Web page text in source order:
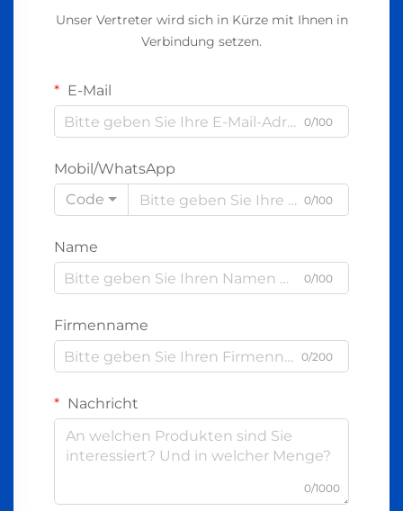
Unser Vertreter wird sich in Kürze mit Ihnen in
Verbindung setzen.
E-Mail
0/100
Mobil/WhatsApp
Code
0/100
Name
0/100
Firmenname
0/200
Nachricht
0/1000